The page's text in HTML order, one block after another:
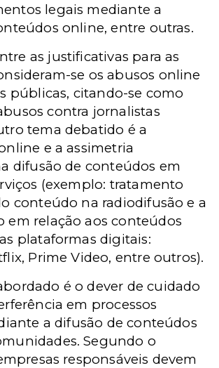
legais mediante a
online, entre outras.
as justificativas para as
se os abusos online
públicas, citando-se como
contra jornalistas
tema debatido é a
e a assimetria
difusão de conteúdos em
(exemplo: tratamento
conteúdo na radiodifusão e a
em relação aos conteúdos
plataformas digitais:
Prime Video, entre outros).
é o dever de cuidado
em processos
a difusão de conteúdos
Segundo o
responsáveis devem